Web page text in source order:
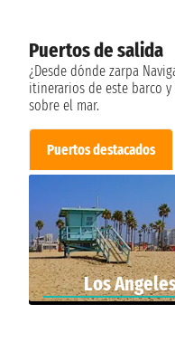
Puertos de salida
¿Desde dónde zarpa
itinerarios de este barco
sobre el mar.
Puertos destacados
Los